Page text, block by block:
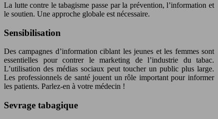
La lutte contre le tabagisme passe par la prévention, l’information et
le soutien. Une approche globale est nécessaire.
Sensibilisation
Des campagnes d’information ciblant les jeunes et les femmes sont
essentielles pour contrer le marketing de l’industrie du tabac.
L’utilisation des médias sociaux peut toucher un public plus large.
Les professionnels de santé jouent un rôle important pour informer
les patients. Parlez-en à votre médecin !
Sevrage tabagique